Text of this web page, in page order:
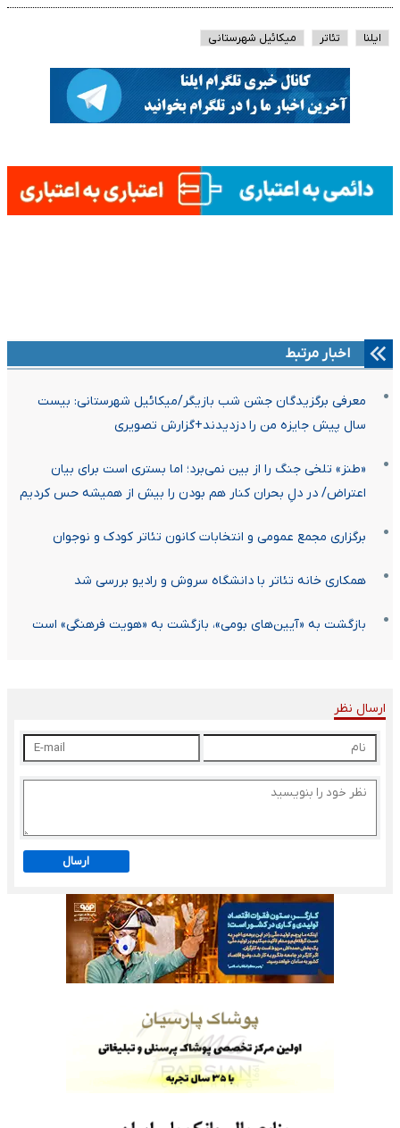
ایلنا تئاتر میکائیل شهرستانی
اخبار مرتبط
معرفی برگزیدگان جشن شب بازیگر/میکائیل شهرستانی: بیست
سال پیش جایزه من را دزدیدند+گزارش تصویری
«طنز» تلخی جنگ را از بین نمی‌برد؛ اما بستری است برای بیان
اعتراض/ در دلِ بحران کنار هم بودن را بیش از همیشه حس کردیم
برگزاری مجمع عمومی و انتخابات کانون تئاتر کودک و نوجوان
همکاری خانه تئاتر با دانشگاه سروش و رادیو بررسی شد
بازگشت به «آیین‌های بومی»، بازگشت به «هویت فرهنگی» است
ارسال نظر
ارسال